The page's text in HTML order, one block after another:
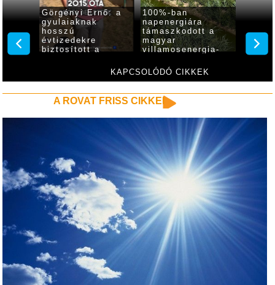
KAPCSOLÓDÓ CIKKEK
és
Görgényi Ernő: a
gyulaiaknak
hosszú
évtizedekre
biztosított a
mennyiségű és
minőségű ivóvíz
100%-ban
napenergiára
támaszkodott a
magyar
villamosenergia-
élen jár
várja
a
A ROVAT FRISS CIKKEI